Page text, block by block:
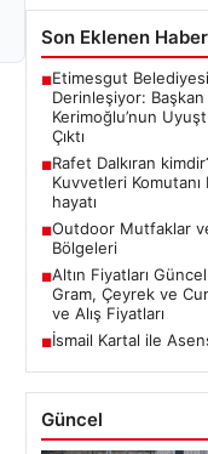
Son Eklenen
■Etimesgut
Derinleşiyor: Başkan
Kerimoğlu’nun
Çıktı
■Rafet Dalkıran
Kuvvetleri Komutanı
hayatı
■Outdoor Mutfaklar
Bölgeleri
■Altın Fiyatları
Gram, Çeyrek ve
ve Alış Fiyatları
■İsmail Kartal ile
Güncel